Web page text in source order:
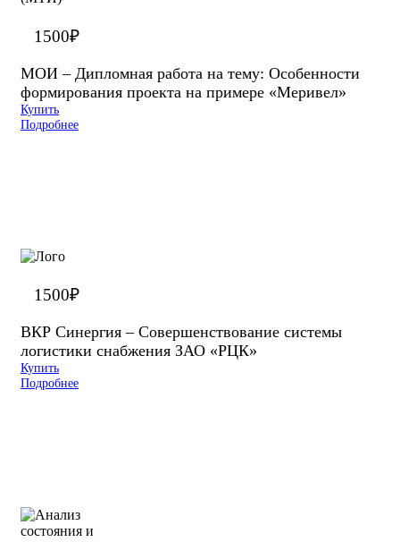
1500₽
МОИ – Дипломная работа на тему: Особенности
формирования проекта на примере «Меривел»
Купить
Подробнее
1500₽
ВКР Синергия – Совершенствование системы
логистики снабжения ЗАО «РЦК»
Купить
Подробнее